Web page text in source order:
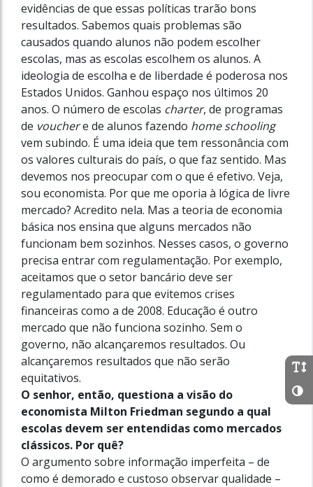
evidências de que essas políticas trarão bons
resultados. Sabemos quais problemas são
causados quando alunos não podem escolher
escolas, mas as escolas escolhem os alunos. A
ideologia de escolha e de liberdade é poderosa nos
Estados Unidos. Ganhou espaço nos últimos 20
anos. O número de escolas charter, de programas
de vouchere de alunos fazendo home schooling
vem subindo. É uma ideia que tem ressonância com
os valores culturais do país, o que faz sentido. Mas
devemos nos preocupar com o que é efetivo. Veja,
sou economista. Por que me oporia à lógica de livre
mercado? Acredito nela. Mas a teoria de economia
básica nos ensina que alguns mercados não
funcionam bem sozinhos. Nesses casos, o governo
precisa entrar com regulamentação. Por exemplo,
aceitamos que o setor bancário deve ser
regulamentado para que evitemos crises
financeiras como a de 2008. Educação é outro
mercado que não funciona sozinho. Sem o
governo, não alcançaremos resultados. Ou
alcançaremos resultados que não serão
equitativos.
O senhor, então, questiona a visão do
economista Milton Friedman segundo a qual
escolas devem ser entendidas como mercados
clássicos. Por quê?
O argumento sobre informação imperfeita – de
como é demorado e custoso observar qualidade –